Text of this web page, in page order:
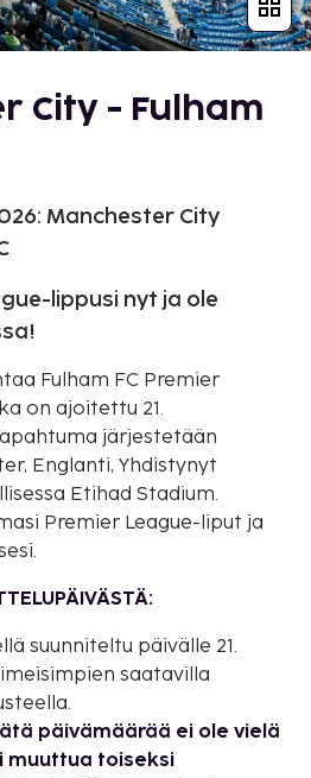
City - Fulham
Manchester City
lippusi nyt ja ole
Fulham FC Premier
on ajoitettu 21.
järjestetään
Englanti, Yhdistynyt
Etihad Stadium.
Premier League-liput ja
suunniteltu päivälle 21.
saatavilla
päivämäärää ei ole vielä
muuttua toiseksi